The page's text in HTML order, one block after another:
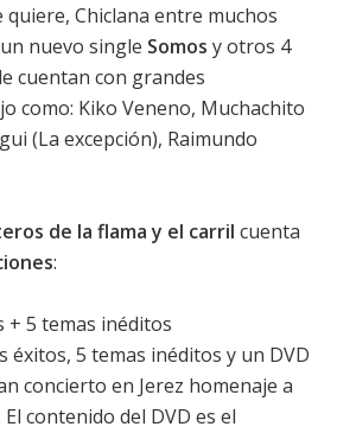
quiere, Chiclana entre muchos
nuevo single Somos y otros 4
cuentan con grandes
como: Kiko Veneno, Muchachito
(La excepción), Raimundo
de la flama y el carril cuenta
:
+ 5 temas inéditos
éxitos, 5 temas inéditos y un DVD
concierto en Jerez homenaje a
El contenido del DVD es el